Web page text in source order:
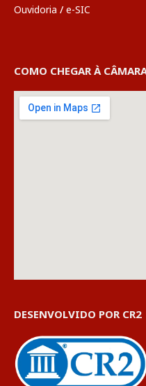
Ouvidoria / e-SIC
COMO CHEGAR À
DESENVOLVIDO POR CR2